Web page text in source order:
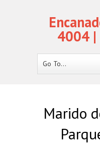
4004
Go To...
Marido